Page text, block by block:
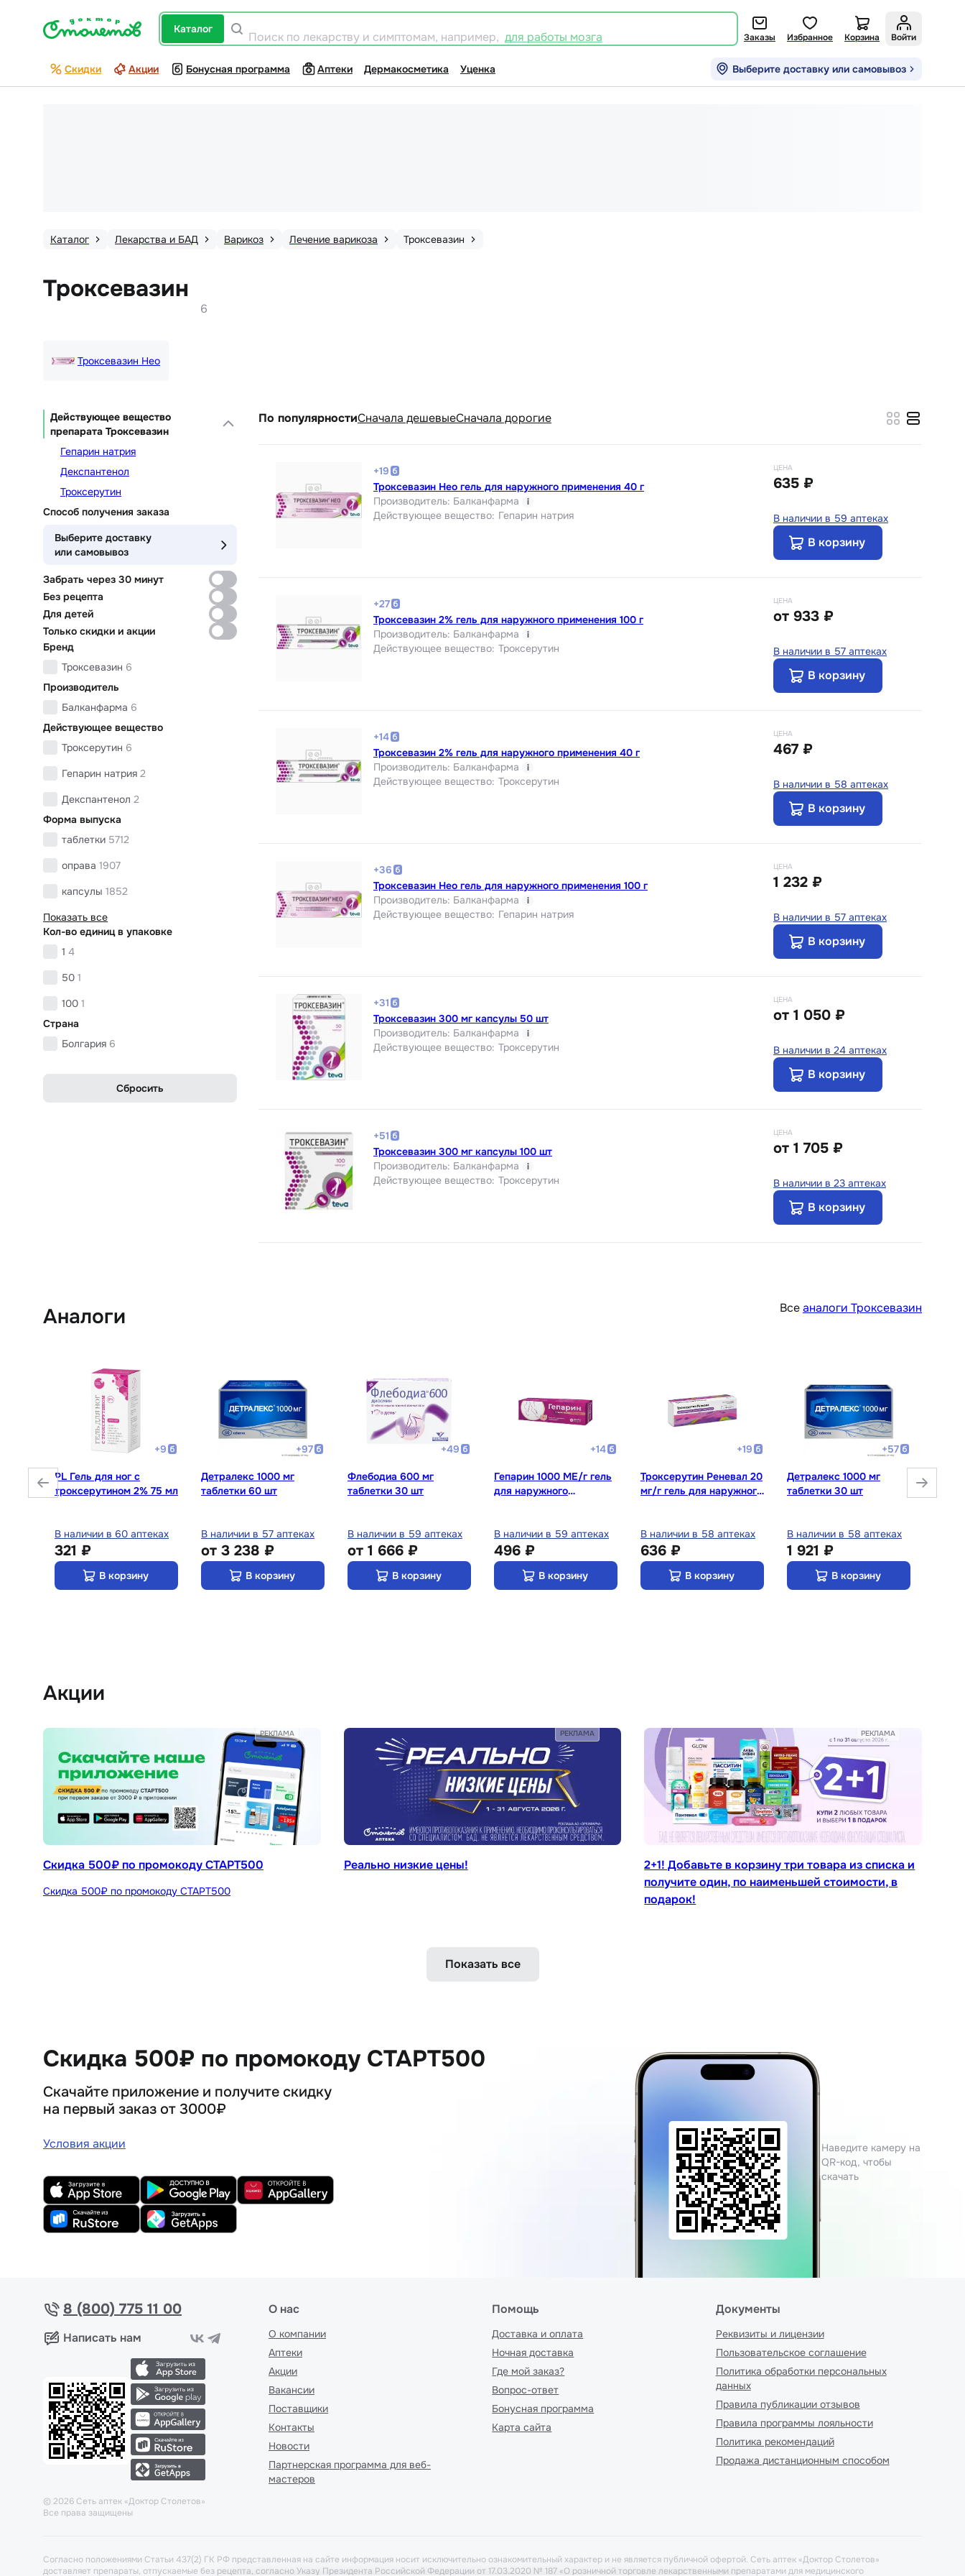
каталог
Поиск по лекарству и симптомам, например, для работы мозга Заказы Избранное Корзина Войти
Скидки Акции Бонусная программа Аптеки Дермакосметика Уценка Выберите доставку или самовывоз
Каталог Лекарства и БАД Варикоз Лечение варикоза Троксевазин
Троксевазин
6
Троксевазин Нео
Действующее вещество
препарата Троксевазин
Гепарин натрия
Декспантенол
Троксерутин
Способ получения заказа
Выберите доставку
или самовывоз
Забрать через 30 минут
Без рецепта
Для детей
Только скидки и акции
Бренд
Троксевазин 6
Производитель
Балканфарма 6
Действующее вещество
Троксерутин 6
Гепарин натрия 2
Декспантенол 2
Форма выпуска
таблетки 5712
оправа 1907
капсулы 1852
Показать все
Кол-во единиц в упаковке
1 4
50 1
100 1
Страна
Болгария 6
Сбросить
По популярностиCначала дешевыеCначала дорогие
+19
Троксевазин Нео гель для наружного применения 40 г
Производитель: Балканфарма i
Действующее вещество: Гепарин натрия
ЦЕНА
635 ₽
В наличии в 59 аптеках
В корзину
+27
Троксевазин 2% гель для наружного применения 100 г
Производитель: Балканфарма i
Действующее вещество: Троксерутин
ЦЕНА
от 933 ₽
В наличии в 57 аптеках
В корзину
+14
Троксевазин 2% гель для наружного применения 40 г
Производитель: Балканфарма i
Действующее вещество: Троксерутин
ЦЕНА
467 ₽
В наличии в 58 аптеках
В корзину
+36
Троксевазин Нео гель для наружного применения 100 г
Производитель: Балканфарма i
Действующее вещество: Гепарин натрия
ЦЕНА
1 232 ₽
В наличии в 57 аптеках
В корзину
+31
Троксевазин 300 мг капсулы 50 шт
Производитель: Балканфарма i
Действующее вещество: Троксерутин
ЦЕНА
от 1 050 ₽
В наличии в 24 аптеках
В корзину
+51
Троксевазин 300 мг капсулы 100 шт
Производитель: Балканфарма i
Действующее вещество: Троксерутин
ЦЕНА
от 1 705 ₽
В наличии в 23 аптеках
В корзину
Аналоги Всеаналоги Троксевазин
+9
PL Гель для ног с
троксерутином 2% 75 мл
В наличии в 60 аптеках
321 ₽
В корзину
+97
Детралекс 1000 мг
таблетки 60 шт
В наличии в 57 аптеках
от 3 238 ₽
В корзину
+49
Флебодиа 600 мг
таблетки 30 шт
В наличии в 59 аптеках
от 1 666 ₽
В корзину
+14
Гепарин 1000 МЕ/г гель
для наружного
В наличии в 59 аптеках
496 ₽
В корзину
+19
Троксерутин Реневал 20
мг/г гель для наружного
В наличии в 58 аптеках
636 ₽
В корзину
+57
Детралекс 1000 мг
таблетки 30 шт
В наличии в 58 аптеках
1 921 ₽
В корзину
Акции
Скидка 500₽ по промокоду СТАРТ500
Скидка 500₽ по промокоду СТАРТ500
РЕКЛАМА
Реально низкие цены!
РЕКЛАМА
2+1! Добавьте в корзину три товара из списка и
получите один, по наименьшей стоимости, в
подарок!
РЕКЛАМА
Показать все
Скидка 500₽ по промокоду СТАРТ500
Скачайте приложение и получите скидку
на первый заказ от 3000₽
Условия акции
Наведите камеру на
QR-код, чтобы
скачать
8 (800) 775 11 00
Написать нам
© 2026 Сеть аптек «Доктор Столетов»
Все права защищены
О нас
О компании
Аптеки
Акции
Вакансии
Поставщики
Контакты
Новости
Партнерская программа для веб-
мастеров
Помощь
Доставка и оплата
Ночная доставка
Где мой заказ?
Вопрос-ответ
Бонусная программа
Карта сайта
Документы
Реквизиты и лицензии
Пользовательское соглашение
Политика обработки персональных
данных
Правила публикации отзывов
Правила программы лояльности
Политика рекомендаций
Продажа дистанционным способом
Согласно положениями Статьи 437(2) ГК РФ представленная на сайте информация носит исключительно ознакомительный характер и не является публичной офертой. Сеть аптек «Доктор Столетов»
доставляет препараты, отпускаемые без рецепта, согласно Указу Президента Российской Федерации от 17.03.2020 № 187 «О розничной торговле лекарственными препаратами для медицинского